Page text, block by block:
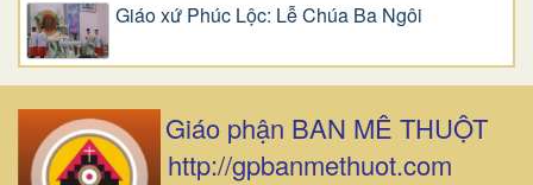
Giáo xứ Phúc Lộc: Lễ Chúa Ba Ngôi
Giáo phận BAN MÊ THUỘT
http://gpbanmethuot.com